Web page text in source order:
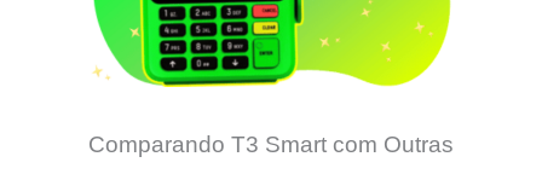
Comparando T3 Smart com Outras